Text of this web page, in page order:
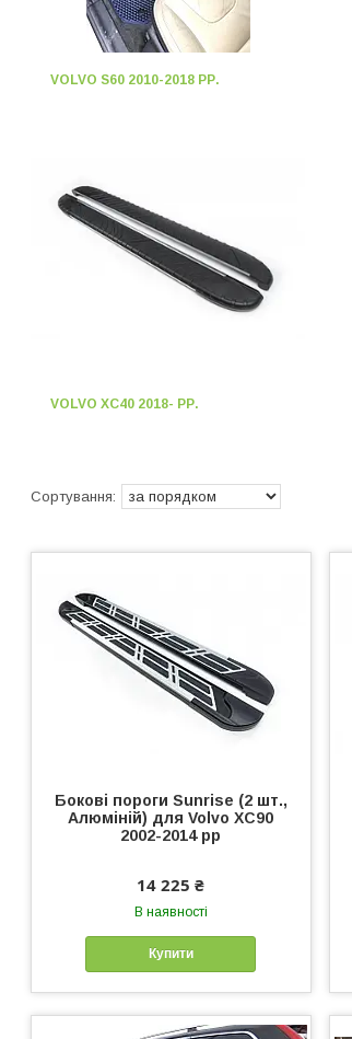
VOLVO S60 2010-2018 РР.
VOLVO XC40 2018- РР.
Бокові пороги Sunrise (2 шт.,
Алюміній) для Volvo XC90
2002-2014 рр
14 225 ₴
В наявності
Купити